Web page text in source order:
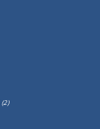
(2)